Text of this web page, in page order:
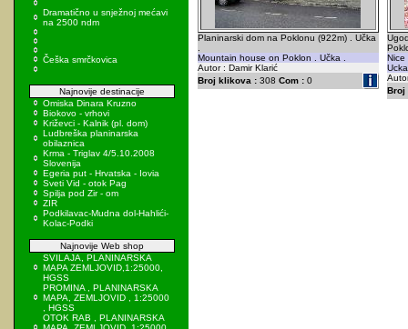
Dramatično u snježnoj mećavi
na 2500 ndm
Češka smrčkovica
Najnovije destinacije
Omiska Dinara Kruzno
Biokovo - vrhovi
Križevci - Kalnik (pl. dom)
Ludbreška planinarska
obilaznica
Krma - Triglav 4/5.10.2008
Slovenija
Egeria put - Hrvatska - Iovia
Sveti Vid - otok Pag
Spilja pod Zir - om
ZIR
Podkilavac-Mudna dol-Hahlići-
Kolac-Podki
Najnovije Web shop
SVILAJA, PLANINARSKA
MAPA ZEMLJOVID,1:25000,
HGSS
PROMINA , PLANINARSKA
MAPA, ZEMLJOVID , 1:25000
, HGSS
OTOK RAB , PLANINARSKA
Planinarski dom na Poklonu (922m) . Učka
Mountain house on Poklon . Učka .
Autor : Damir Klarić
Broj klikova :308 Com :0
Nice
Broj